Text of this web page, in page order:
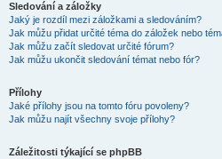
Sledování a záložky
Jaký je rozdíl mezi záložkami a sledováním?
Jak můžu přidat určité téma do záložek nebo
Jak můžu začít sledovat určité fórum?
Jak můžu ukončit sledování témat nebo fór?
Přílohy
Jaké přílohy jsou na tomto fóru povoleny?
Jak můžu najít všechny svoje přílohy?
Záležitosti týkající se phpBB